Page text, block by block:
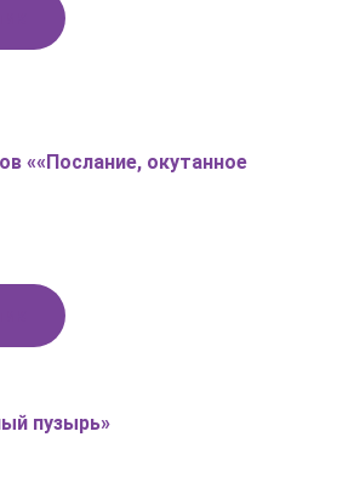
««Послание, окутанное
пузырь»